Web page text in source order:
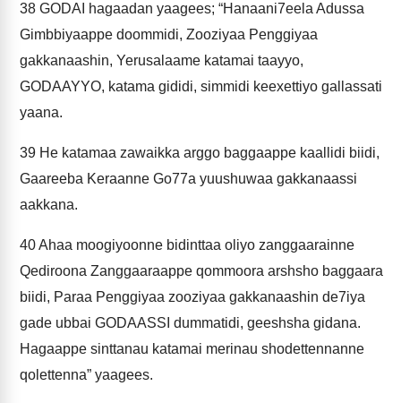
38 GODAI hagaadan yaagees; “Hanaani7eela Adussa
Gimbbiyaappe doommidi, Zooziyaa Penggiyaa
gakkanaashin, Yerusalaame katamai taayyo,
GODAAYYO, katama gididi, simmidi keexettiyo gallassati
yaana.
39 He katamaa zawaikka arggo baggaappe kaallidi biidi,
Gaareeba Keraanne Go77a yuushuwaa gakkanaassi
aakkana.
40Ahaa moogiyoonne bidinttaa oliyo zanggaarainne
Qediroona Zanggaaraappe qommoora arshsho baggaara
biidi, Paraa Penggiyaa zooziyaa gakkanaashin de7iya
gade ubbai GODAASSI dummatidi, geeshsha gidana.
Hagaappe sinttanau katamai merinau shodettennanne
qolettenna” yaagees.